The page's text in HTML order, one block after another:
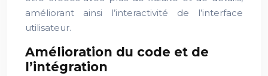
améliorant ainsi l’interactivité de l’interface
utilisateur.
Amélioration du code et de
l’intégration